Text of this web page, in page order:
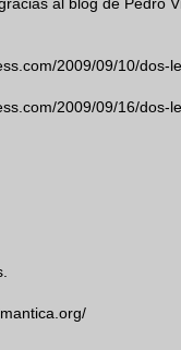
2009/09/10/dos-
2009/09/16/dos-